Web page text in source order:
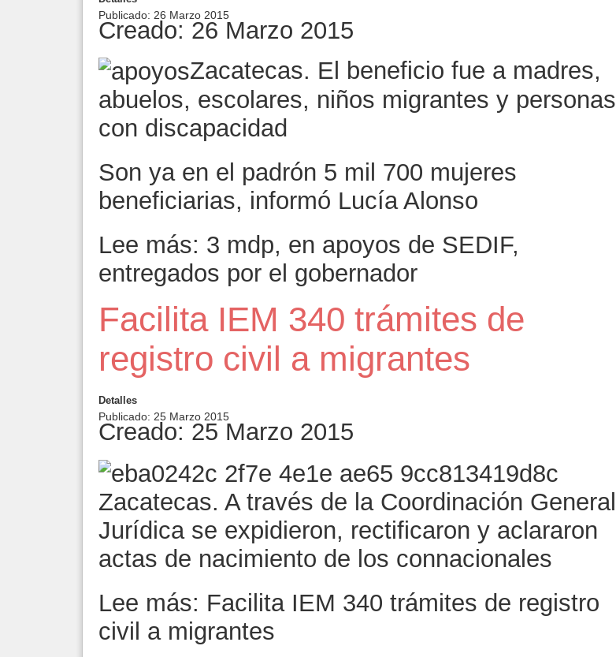
Publicado: 26 Marzo 2015
Creado: 26 Marzo 2015
Zacatecas. El beneficio fue a madres,
abuelos, escolares, niños migrantes y personas
con discapacidad
Son ya en el padrón 5 mil 700 mujeres
beneficiarias, informó Lucía Alonso
Lee más: 3 mdp, en apoyos de SEDIF,
entregados por el gobernador
Facilita IEM 340 trámites de
registro civil a migrantes
Detalles
Publicado: 25 Marzo 2015
Creado: 25 Marzo 2015
Zacatecas. A través de la Coordinación General
Jurídica se expidieron, rectificaron y aclararon
actas de nacimiento de los connacionales
Lee más: Facilita IEM 340 trámites de registro
civil a migrantes